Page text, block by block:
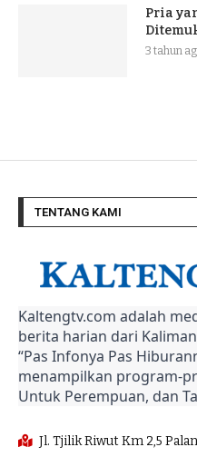
Pria
3 tahun
TENTANG KAMI
Kaltengtv.com adalah
berita harian dari
“Pas Infonya Pas
menampilkan program-
Untuk Perempuan, dan
Jl. Tjilik Riwut Km 2,5